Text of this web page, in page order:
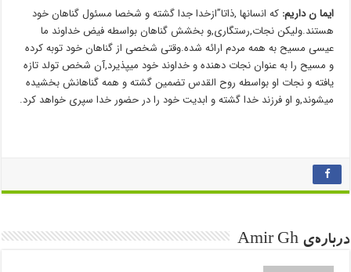
ایما ن داریم: که انسانها ,ذاتا”ازخدا جدا گشته و شخصا مسئول گناهان خود
هستند.ولیکن نجات,رستگاری,و بخشش گناهان بواسطه فیض خداوند ما
عیسی مسیح به همه مردم ارائه شده.وقتی شخصی از گناهان خود توبه کرده
و مسیح را به عنوان نجات دهنده و خداوند خود میپذیرد,آن شخص تولد تازه
یافته و نجات او بواسطه روح القدس تضمین گشته و همه گناهانش بخشیده
میشوند,و او فرزند خدا گشته و ابدیت خود را در حضور خدا سپری خواهد کرد.
درباره‌ی Amir Gh